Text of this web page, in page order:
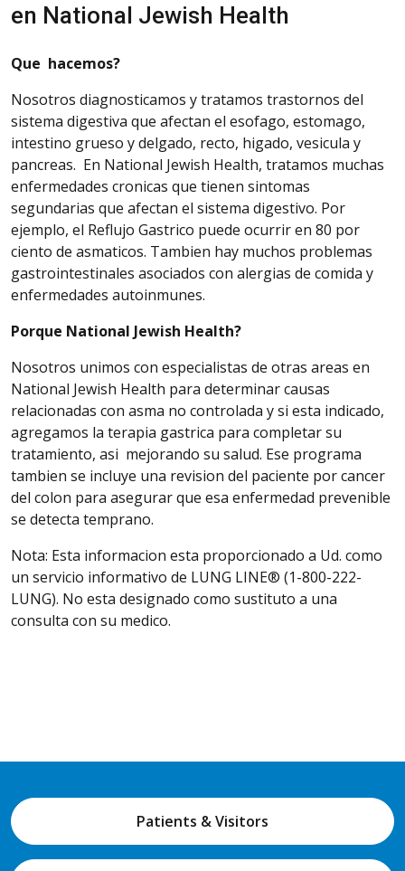
en National Jewish Health
Que hacemos?
Nosotros diagnosticamos y tratamos trastornos del
sistema digestiva que afectan el esofago, estomago,
intestino grueso y delgado, recto, higado, vesicula y
pancreas. En National Jewish Health, tratamos muchas
enfermedades cronicas que tienen sintomas
segundarias que afectan el sistema digestivo. Por
ejemplo, el Reflujo Gastrico puede ocurrir en 80 por
ciento de asmaticos. Tambien hay muchos problemas
gastrointestinales asociados con alergias de comida y
enfermedades autoinmunes.
Porque National Jewish Health?
Nosotros unimos con especialistas de otras areas en
National Jewish Health para determinar causas
relacionadas con asma no controlada y si esta indicado,
agregamos la terapia gastrica para completar su
tratamiento, asi mejorando su salud. Ese programa
tambien se incluye una revision del paciente por cancer
del colon para asegurar que esa enfermedad prevenible
se detecta temprano.
Nota: Esta informacion esta proporcionado a Ud. como
un servicio informativo de LUNG LINE® (1-800-222-
LUNG). No esta designado como sustituto a una
consulta con su medico.
Patients & Visitors